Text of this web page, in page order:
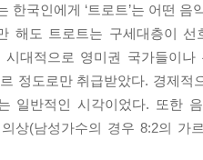
한국인에게 ‘트로트’는 어떤 음
해도 트로트는 구세대층이
시대적으로 영미권 국가들이
정도로만 취급받았다. 경제
일반적인 시각이었다. 또한
상(남성가수의 경우 8:2의 가